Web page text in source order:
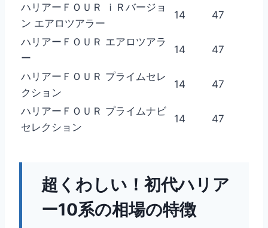
ハリアーＦＯＵＲ ｉＲバージョ
ン エアロツアラー
14 47
ハリアーＦＯＵＲ エアロツアラ
ー
14 47
ハリアーＦＯＵＲ プライムセレ
クション
14 47
ハリアーＦＯＵＲ プライムナビ
セレクション
14 47
超くわしい！初代ハリア
ー10系の相場の特徴